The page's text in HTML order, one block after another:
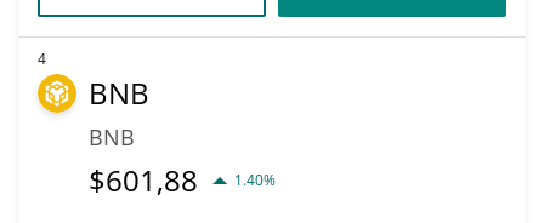
4
BNB
BNB
$601,88 1.40%